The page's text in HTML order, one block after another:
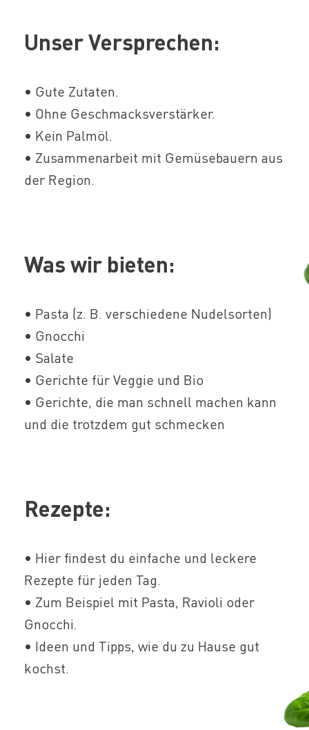
Unser Versprechen:
• Gute Zutaten.
• Ohne Geschmacksverstärker.
• Kein Palmöl.
• Zusammenarbeit mit Gemüsebauern aus
der Region.
Was wir bieten:
• Pasta (z. B. verschiedene Nudelsorten)
• Gnocchi
• Salate
• Gerichte für Veggie und Bio
• Gerichte, die man schnell machen kann
und die trotzdem gut schmecken
Rezepte:
• Hier findest du einfache und leckere
Rezepte für jeden Tag.
• Zum Beispiel mit Pasta, Ravioli oder
Gnocchi.
• Ideen und Tipps, wie du zu Hause gut
kochst.